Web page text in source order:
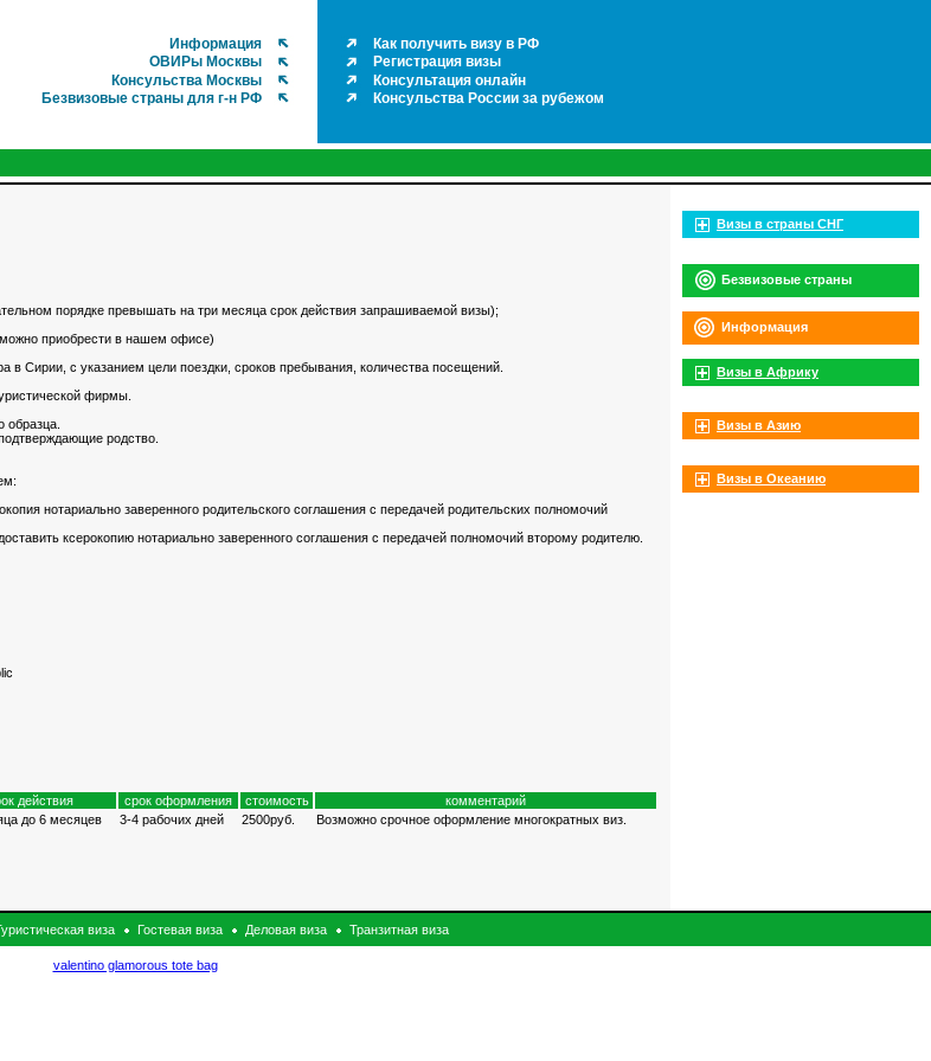
Информация
ОВИРы Москвы
Консульства Москвы
Безвизовые страны для г-н РФ
Как получить визу в РФ
Регистрация визы
Консультация онлайн
Консульства России за рубежом
порядке превышать на три месяца срок действия запрашиваемой визы);
приобрести в нашем офисе)
в Сирии, с указанием цели поездки, сроков пребывания, количества посещений.
фирмы.
образца.
родство.
нотариально заверенного родительского соглашения с передачей родительских полномочий
ксерокопию нотариально заверенного соглашения с передачей полномочий второму родителю.
действия срок оформления стоимость
комментарий
до 6 месяцев 3-4 рабочих дней 2500руб. Возможно срочное оформление многократных виз.
Визы в страны СНГ
Безвизовые страны
Информация
Визы в Африку
Визы в Азию
Визы в Океанию
виза Гостевая виза Деловая виза Транзитная виза
valentino glamorous tote bag